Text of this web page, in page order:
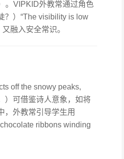
。VIPKID外教常通过角色
？）“The visibility is low
融入安全常识。
off the snowy peaks,
）可借鉴诗人意象，如将
，外教常引导学生用
ribbons winding